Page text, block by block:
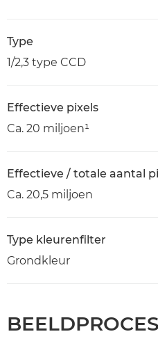
Type
1/2,3 type CCD
Effectieve pixels
Ca. 20 miljoen¹
Effectieve / totale aantal
Ca. 20,5 miljoen
Type kleurenfilter
Grondkleur